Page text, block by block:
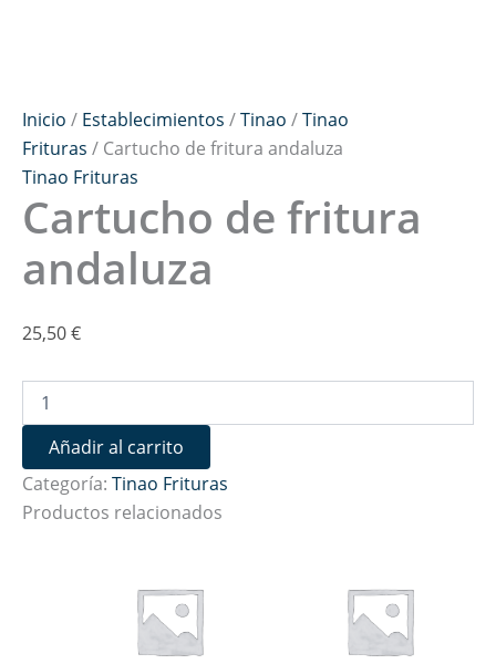
Inicio / Establecimientos /Tinao /Tinao
Frituras / Cartucho de fritura andaluza
Tinao Frituras
Cartucho de fritura
andaluza
25,50€
Añadir al carrito
Categoría: Tinao Frituras
Productos relacionados